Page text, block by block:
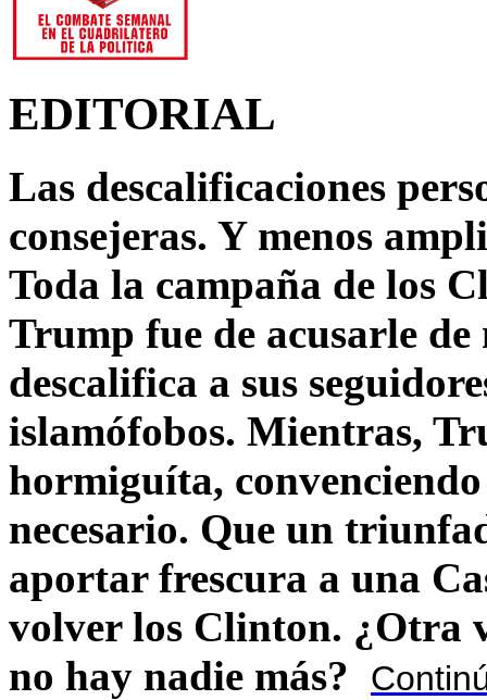
EDITORIAL
Las descalificaciones
consejeras. Y menos
Toda la campaña de los
Trump fue de acusarle
descalifica a sus
islamófobos. Mientras,
hormiguíta,
necesario. Que un
aportar frescura a una
volver los Clinton. ¿Otra
no hay nadie más?